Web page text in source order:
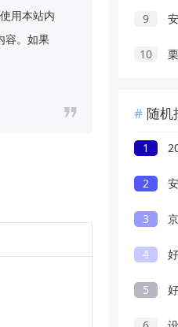
用本站内
容。如果
9
10
随机
1
2
3
4
5